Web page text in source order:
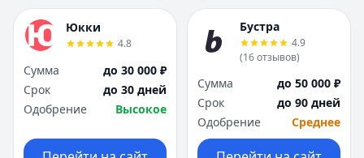
Юкки
4.8
Сумма
до 30 000 ₽
Срок
до 30 дней
Одобрение
Высокое
Бустра
4.9
(16отзывов)
Сумма
до 50 000 ₽
Срок
до 90 дней
Одобрение
Среднее